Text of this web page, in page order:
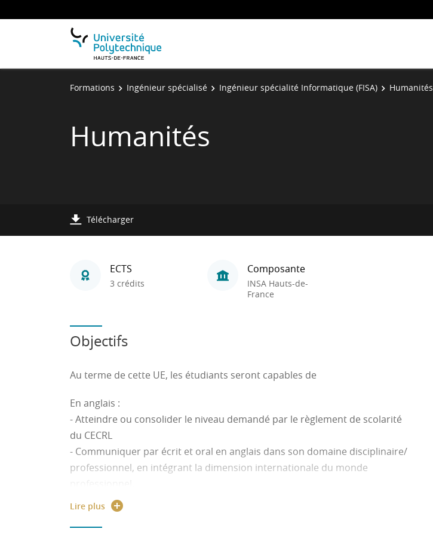
Formations Ingénieur spécialisé Ingénieur spécialité Informatique (FISA) Humanités
Humanités
Télécharger
ECTS
3 crédits
Composante
INSA Hauts-de-
France
Objectifs
Au terme de cette UE, les étudiants seront capables de
En anglais :
- Atteindre ou consolider le niveau demandé par le règlement de scolarité
du CECRL
- Communiquer par écrit et oral en anglais dans son domaine disciplinaire/
professionnel, en intégrant la dimension internationale du monde
En Advanced English for Engineering Trades and Skill Development :
- promote lectures and practical learning activities in English in our
Lire plus